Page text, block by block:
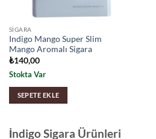
SIGARA
Indigo Mango Super Slim
Mango Aromalı Sigara
₺140,00
Stokta Var
SEPETE EKLE
İndigo Sigara Ürünleri